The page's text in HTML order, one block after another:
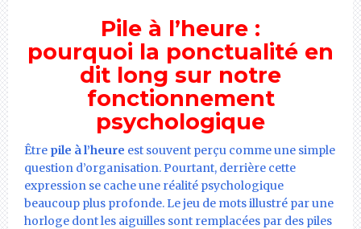
Pile à l’heure :
pourquoi la ponctualité en
dit long sur notre
fonctionnement
psychologique
Être pile à l’heure est souvent perçu comme une simple
question d’organisation. Pourtant, derrière cette
expression se cache une réalité psychologique
beaucoup plus profonde. Le jeu de mots illustré par une
horloge dont les aiguilles sont remplacées par des piles